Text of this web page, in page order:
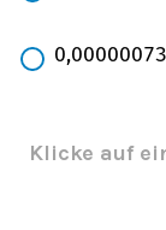
0,00000073
Klicke auf